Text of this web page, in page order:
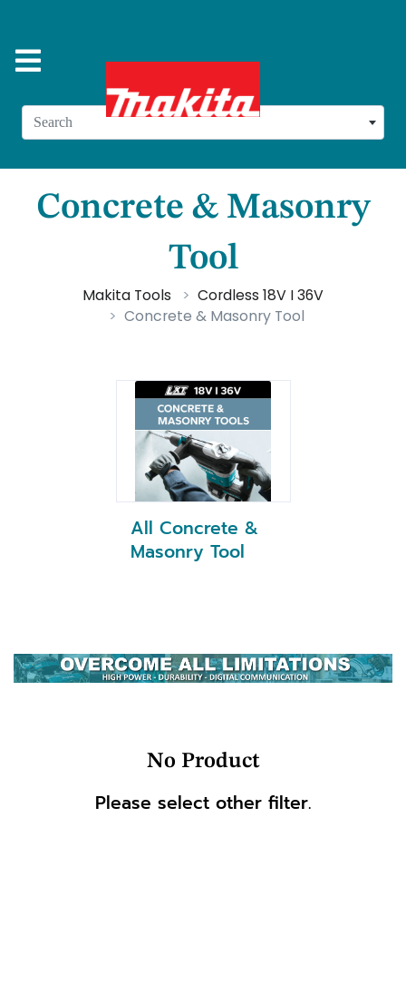
Search
Concrete & Masonry
Tool
Makita Tools
Cordless 18V I 36V
Concrete & Masonry Tool
All Concrete &
Masonry Tool
No Product
Please select other filter.